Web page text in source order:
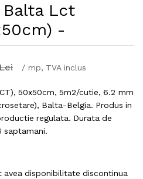
Lct
-
/ mp, TVA inclus
50x50cm, 5m2/cutie, 6.2 mm
Balta-Belgia. Produs in
regulata. Durata de
saptamani.
disponibilitate discontinua